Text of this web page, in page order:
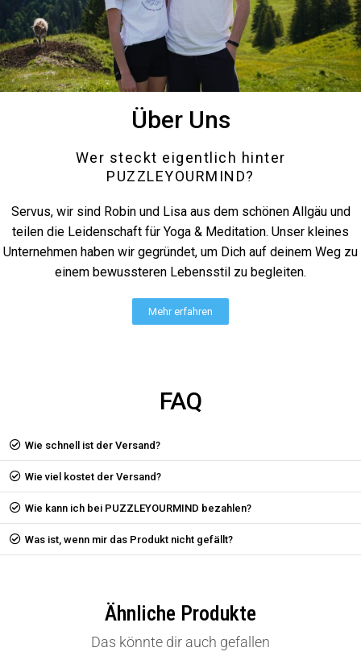
Über Uns
Wer steckt eigentlich hinter
PUZZLEYOURMIND?
Servus, wir sind Robin und Lisa aus dem schönen Allgäu und
teilen die Leidenschaft für Yoga & Meditation. Unser kleines
Unternehmen haben wir gegründet, um Dich auf deinem Weg zu
einem bewussteren Lebensstil zu begleiten.
Mehr erfahren
FAQ
Wie schnell ist der Versand?
Wie viel kostet der Versand?
Wie kann ich bei PUZZLEYOURMIND bezahlen?
Was ist, wenn mir das Produkt nicht gefällt?
Ähnliche Produkte
Das könnte dir auch gefallen